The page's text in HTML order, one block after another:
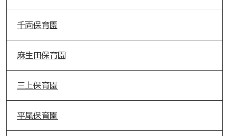
千両保育園
麻生田保育園
三上保育園
平尾保育園